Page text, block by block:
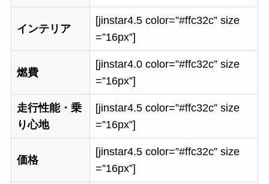
インテリア
[jinstar4.5 color=”#ffc32c” size
=”16px”]
燃費
[jinstar4.0 color=”#ffc32c” size
=”16px”]
走行性能・乗
り心地
[jinstar4.5 color=”#ffc32c” size
=”16px”]
価格
[jinstar4.5 color=”#ffc32c” size
=”16px”]